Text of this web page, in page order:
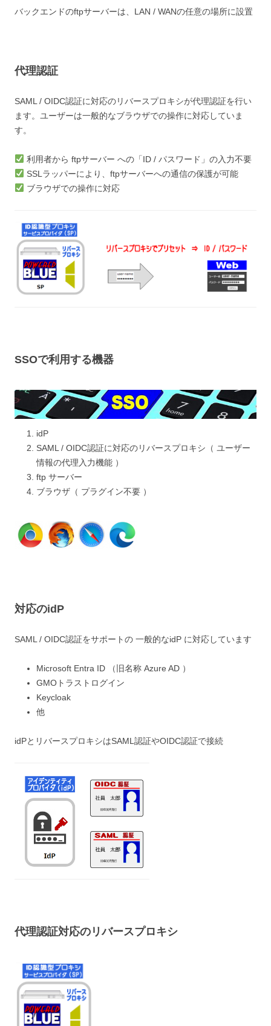
バックエンドのftpサーバーは、LAN / WANの任意の場所に設置
代理認証
SAML / OIDC認証に対応のリバースプロキシが代理認証を行い
ます。ユーザーは一般的なブラウザでの操作に対応していま
す。
利用者から ftpサーバー への「ID / パスワード」の入力不要
SSLラッパーにより、ftpサーバーへの通信の保護が可能
ブラウザでの操作に対応
SSOで利用する機器
idP
SAML / OIDC認証に対応のリバースプロキシ（ ユーザー
情報の代理入力機能 ）
ftp サーバー
ブラウザ（ プラグイン不要 ）
対応のidP
SAML / OIDC認証をサポートの 一般的なidP に対応しています
Microsoft Entra ID （旧名称 Azure AD ）
GMOトラストログイン
Keycloak
他
idPとリバースプロキシはSAML認証やOIDC認証で接続
代理認証対応のリバースプロキシ